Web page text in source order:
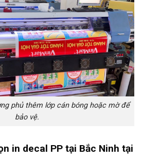
phủ thêm lớp cán bóng hoặc mờ để
bảo vệ.
in decal PP tại Bắc Ninh tại